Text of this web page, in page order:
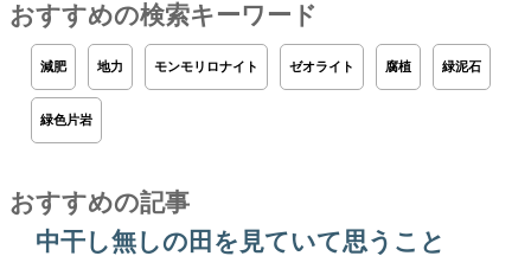
おすすめの検索キーワード
減肥 地力 モンモリロナイト ゼオライト 腐植 緑泥石
緑色片岩
おすすめの記事
中干し無しの田を見ていて思うこと